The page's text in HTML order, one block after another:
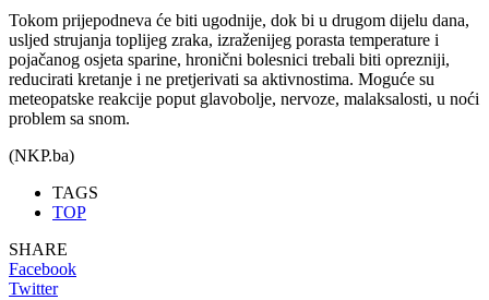
Tokom prijepodneva će biti ugodnije, dok bi u drugom dijelu dana,
usljed strujanja toplijeg zraka, izraženijeg porasta temperature i
pojačanog osjeta sparine, hronični bolesnici trebali biti oprezniji,
reducirati kretanje i ne pretjerivati sa aktivnostima. Moguće su
meteopatske reakcije poput glavobolje, nervoze, malaksalosti, u noći
problem sa snom.
(NKP.ba)
TAGS
TOP
SHARE
Facebook
Twitter